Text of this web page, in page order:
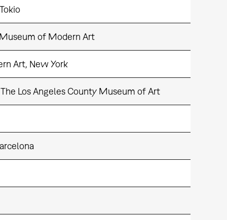
of Modern Art
Art, New York
Los Angeles County Museum of Art